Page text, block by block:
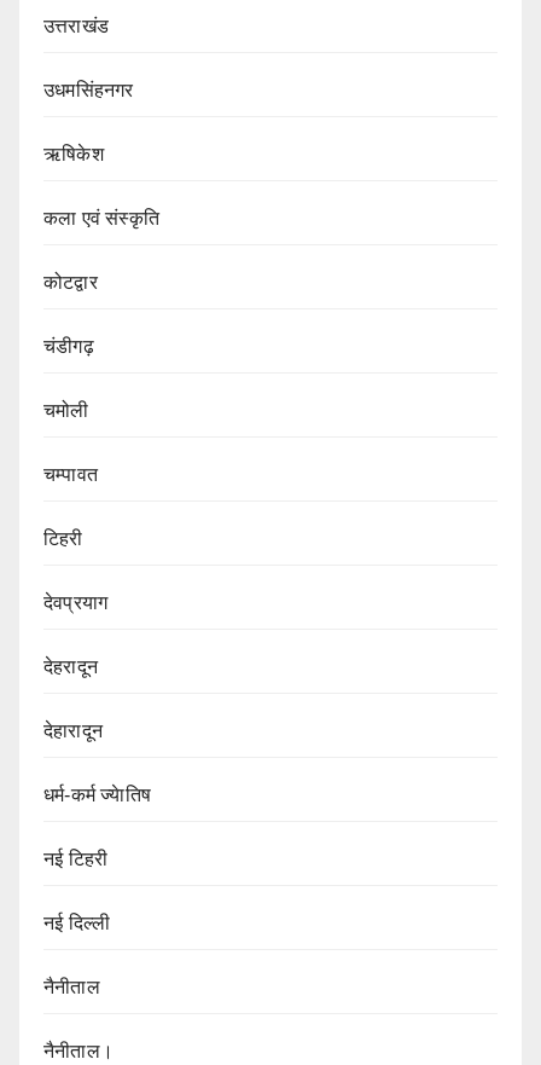
उत्तराखंड
उधमसिंहनगर
ऋषिकेश
कला एवं संस्कृति
कोटद्वार
चंडीगढ़
चमोली
चम्पावत
टिहरी
देवप्रयाग
देहरादून
देहारादून
धर्म-कर्म ज्येातिष
नई टिहरी
नई दिल्ली
नैनीताल
नैनीताल।